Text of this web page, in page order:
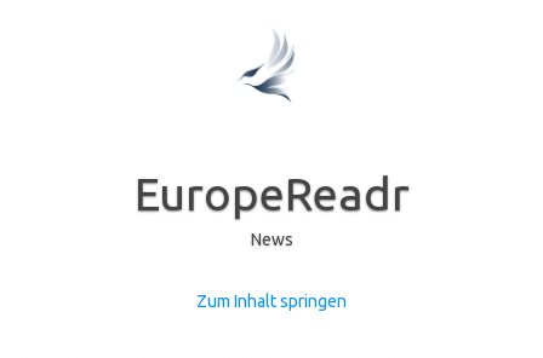
EuropeReadr
News
Zum Inhalt springen